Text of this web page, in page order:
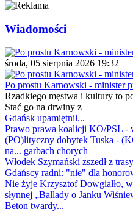
Wiadomości
środa, 05 sierpnia 2026 19:32
Po prostu Karnowski - minister
Rzadkiego męstwa i kultury to
Stać go na drwiny z
Gdańsk upamiętnił...
Prawo prawa koalicji KO/PSL -
(PO)lityczny dobytek Tuska -
na... garbach chorych
Włodek Szymański zszedł z
Gdańscy radni: "nie" dla
Nie żyje Krzysztof Dowgiałło,
słynnej „Ballady o Janku
Beton twardy...